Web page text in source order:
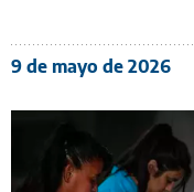
9 de mayo de 2026